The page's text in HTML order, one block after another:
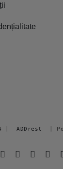
| ADDrest
|